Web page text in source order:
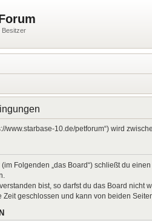
Besitzer
www.starbase-10.de/petforum“) wird
(im Folgenden „das Board“) schließt du
bist, so darfst du das Board
Zeit geschlossen und kann von beiden